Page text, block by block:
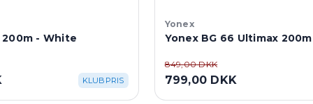
200m - White
KLUBPRIS
Yonex
Yonex BG 66 Ultimax
849,00 DKK
799,00 DKK